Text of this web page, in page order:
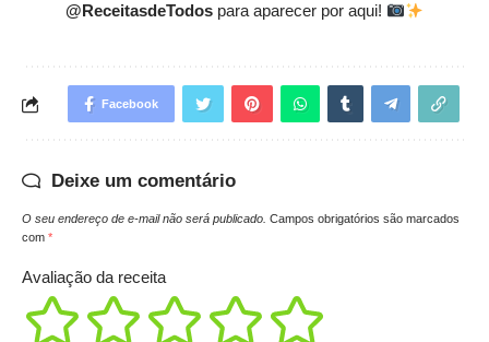
@ReceitasdeTodospara aparecer por aqui!
Facebook
Deixe um comentário
O seu endereço de e-mail não será publicado. Campos obrigatórios são marcados
com *
Avaliação da receita